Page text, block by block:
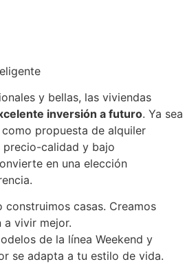
y bellas, las viviendas
inversión a futuro. Ya sea
propuesta de alquiler
calidad y bajo
en una elección
construimos casas. Creamos
a vivir mejor.
de la línea Weekend y
se adapta a tu estilo de vida.